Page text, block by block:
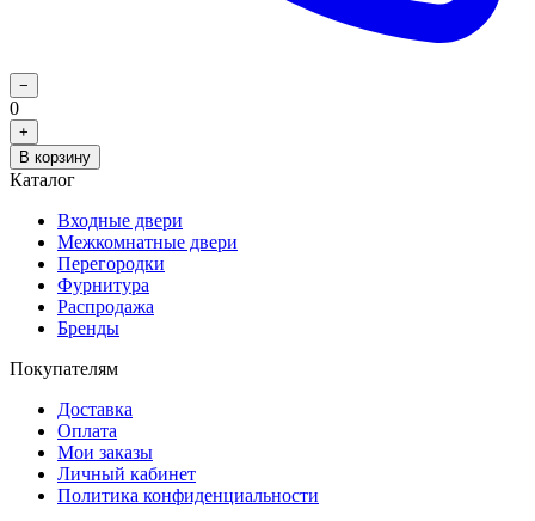
−
0
+
В корзину
Каталог
Входные двери
Межкомнатные двери
Перегородки
Фурнитура
Распродажа
Бренды
Покупателям
Доставка
Оплата
Мои заказы
Личный кабинет
Политика конфиденциальности